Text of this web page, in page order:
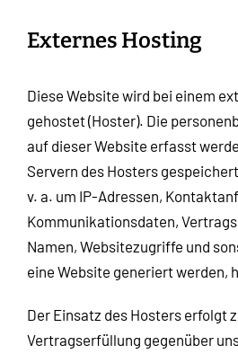
Externes Hosting
Diese Website wird bei einem
gehostet (Hoster). Die
auf dieser Website erfasst
Servern des Hosters
v. a. um IP-Adressen,
Kommunikationsdaten,
Namen, Websitezugriffe und
eine Website generiert werden,
Der Einsatz des Hosters erfolgt
Vertragserfüllung gegenüber